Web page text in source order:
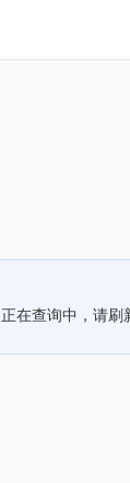
正在查询中，请刷